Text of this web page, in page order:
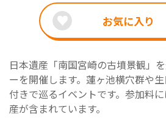
お気に入り
日本遺産「南国宮崎の古墳景観」
ーを開催します。蓮ヶ池横穴群や
付きで巡るイベントです。参加料
産が含まれています。